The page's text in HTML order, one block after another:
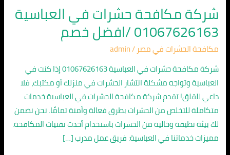
شركة مكافحة حشرات في العباسية
01067626163 /افضل خصم
مكافحة الحشرات في مصر/
admin
شركة مكافحة حشرات في العباسية 01067626163 إذا كنت في
العباسية وتواجه مشكلة انتشار الحشرات في منزلك أو مكتبك، فلا
داعي للقلق! تقدم شركة مكافحة الحشرات في العباسية خدمات
متكاملة للتخلص من الحشرات بطرق فعالة وآمنة تمامًا. نحن نضمن
لك بيئة نظيفة وخالية من الحشرات باستخدام أحدث تقنيات المكافحة.
مميزات خدماتنا في العباسية: فريق عمل مدرب […]
حشرات
في
العباسية
01067626163
/
افضل
خصم